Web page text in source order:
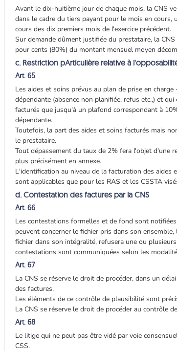
Avant le dix-huitième jour de chaque mois, la CNS
dans le cadre du tiers payant pour le mois en
cours des dix premiers mois de l'exercice précédent.
Sur demande dûment justifiée du prestataire, la
pour cents (80%) du montant mensuel moyen
c. Restriction pArticulière relative à
Art. 65
Les aides et soins prévus au plan de prise en
dépendante (absence non planifiée, refus etc.,) et
facturés que jusqu'à un plafond correspondant à
dépendante.
Toutefois, la part des aides et soins facturés mais
le prestataire.
Tout dépassement du taux de 2% fera l'objet d'une
plus précisément en annexe.
L'identification au niveau de la facturation des
sont applicables que pour les RAS et les CSSTA
d. Contestation des factures par la CNS
Art. 66
Les contestations formelles et de fond sont
peuvent concerner le fichier pris dans son
fichier dans son intégralité, refusera une ou
contestations sont communiquées selon les
Art. 67
La CNS se réserve le droit de procéder, dans un
des factures.
Les éléments de ce contrôle de plausibilité sont
La CNS se réserve le droit de procéder au contrôle
Art. 68
Le litige qui ne peut pas être vidé par voie
CSS.